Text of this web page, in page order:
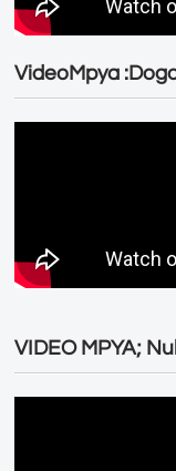
VideoMpya
VIDEO MPYA;